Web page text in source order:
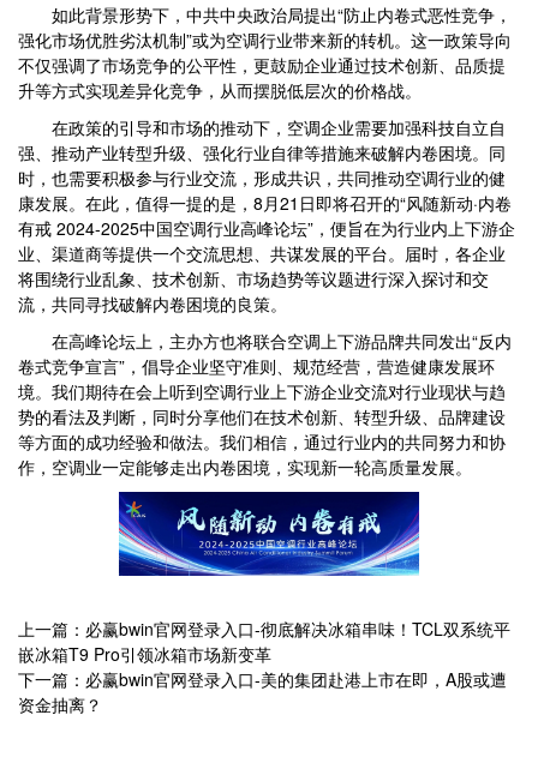
如此背景形势下，中共中央政治局提出“防止内卷式恶性竞争，
强化市场优胜劣汰机制”或为空调行业带来新的转机。这一政策导向
不仅强调了市场竞争的公平性，更鼓励企业通过技术创新、品质提
升等方式实现差异化竞争，从而摆脱低层次的价格战。
在政策的引导和市场的推动下，空调企业需要加强科技自立自
强、推动产业转型升级、强化行业自律等措施来破解内卷困境。同
时，也需要积极参与行业交流，形成共识，共同推动空调行业的健
康发展。在此，值得一提的是，8月21日即将召开的“风随新动·内卷
有戒 2024-2025中国空调行业高峰论坛”，便旨在为行业内上下游企
业、渠道商等提供一个交流思想、共谋发展的平台。届时，各企业
将围绕行业乱象、技术创新、市场趋势等议题进行深入探讨和交
流，共同寻找破解内卷困境的良策。
在高峰论坛上，主办方也将联合空调上下游品牌共同发出“反内
卷式竞争宣言”，倡导企业坚守准则、规范经营，营造健康发展环
境。我们期待在会上听到空调行业上下游企业交流对行业现状与趋
势的看法及判断，同时分享他们在技术创新、转型升级、品牌建设
等方面的成功经验和做法。我们相信，通过行业内的共同努力和协
作，空调业一定能够走出内卷困境，实现新一轮高质量发展。
上一篇：必赢bwin官网登录入口-彻底解决冰箱串味！TCL双系统平
嵌冰箱T9 Pro引领冰箱市场新变革
下一篇：必赢bwin官网登录入口-美的集团赴港上市在即，A股或遭
资金抽离？